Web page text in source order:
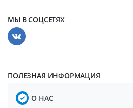
МЫ В СОЦСЕТЯХ
ПОЛЕЗНАЯ ИНФОРМАЦИЯ
О НАС